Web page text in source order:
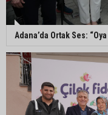
Adana’da Ortak Ses: